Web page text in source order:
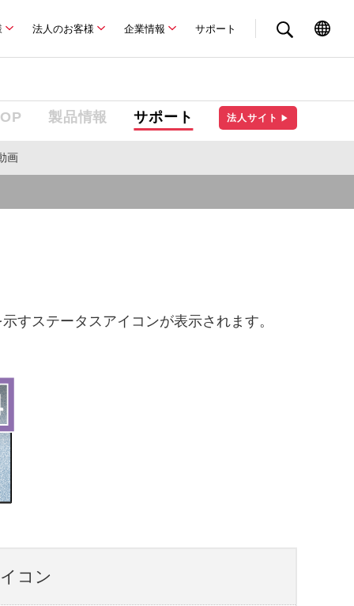
法人のお客様 企業情報 サポート
製品情報 サポート 法人サイト ▶
画
すステータスアイコンが表示されます。
コン